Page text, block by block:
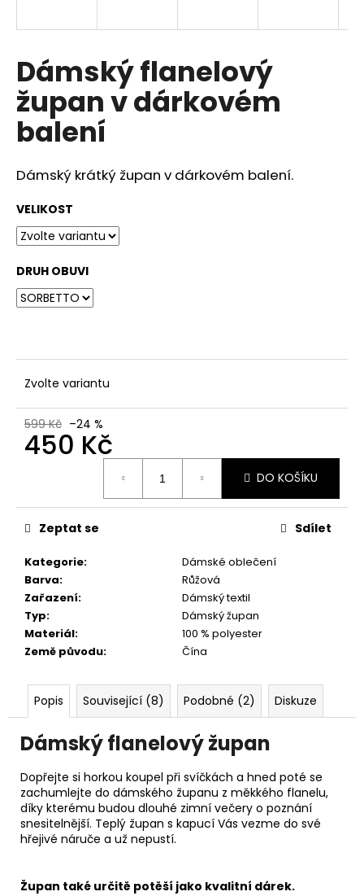
Dámský flanelový
župan v dárkovém
balení
Dámský krátký župan v dárkovém balení.
VELIKOST
DRUH OBUVI
Zvolte variantu
599 Kč –24 %
450 Kč
DO KOŠÍKU
Kategorie:
Dámské oblečení
Barva:
Růžová
Zařazení:
Dámský textil
Typ:
Dámský župan
Materiál:
100 % polyester
Země původu: Čína
Zeptat se Sdílet
Popis Související (8) Podobné (2) Diskuze
Dámský flanelový župan
Dopřejte si horkou koupel při svíčkách a hned poté se
zachumlejte do dámského županu z měkkého flanelu,
díky kterému budou dlouhé zimní večery o poznání
snesitelnější. Teplý župan s kapucí Vás vezme do své
hřejivé náruče a už nepustí.
Župan také určitě potěší jako kvalitní dárek.
í
t
?
o
p
o
č
u
j
e
m
e